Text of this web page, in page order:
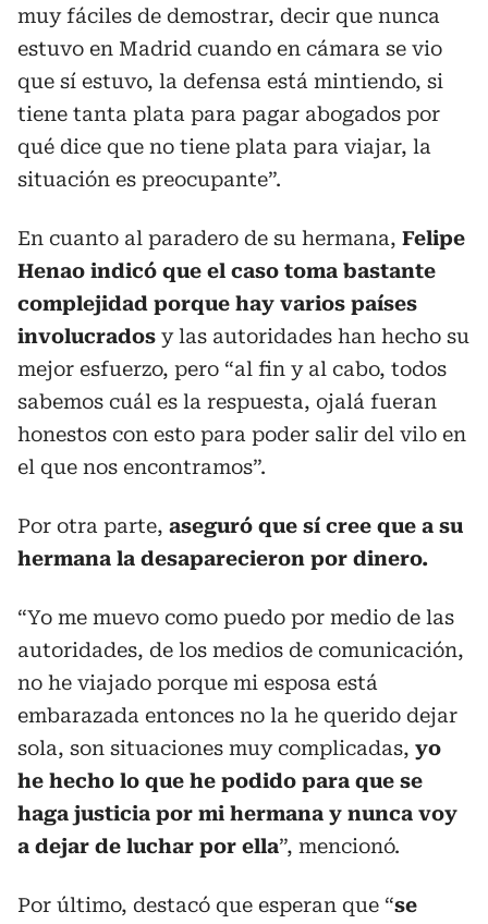
muy fáciles de demostrar, decir que nunca
estuvo en Madrid cuando en cámara se vio
que sí estuvo, la defensa está mintiendo, si
tiene tanta plata para pagar abogados por
qué dice que no tiene plata para viajar, la
situación es preocupante”.
En cuanto al paradero de su hermana, Felipe
Henao indicó que el caso toma bastante
complejidad porque hay varios países
involucrados y las autoridades han hecho su
mejor esfuerzo, pero “al fin y al cabo, todos
sabemos cuál es la respuesta, ojalá fueran
honestos con esto para poder salir del vilo en
el que nos encontramos”.
Por otra parte, aseguró que sí cree que a su
hermana la desaparecieron por dinero.
“Yo me muevo como puedo por medio de las
autoridades, de los medios de comunicación,
no he viajado porque mi esposa está
embarazada entonces no la he querido dejar
sola, son situaciones muy complicadas, yo
he hecho lo que he podido para que se
haga justicia por mi hermana y nunca voy
a dejar de luchar por ella”, mencionó.
Por último, destacó que esperan que “se